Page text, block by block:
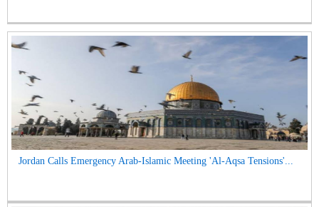
Jordan Calls Emergency Arab-Islamic Meeting 'Al-Aqsa Tensions'...